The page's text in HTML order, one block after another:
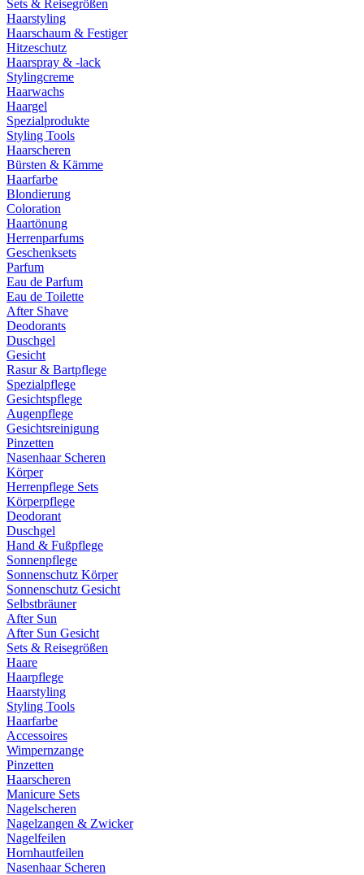
Sets & Reisegrößen
Haarstyling
Haarschaum & Festiger
Hitzeschutz
Haarspray & -lack
Stylingcreme
Haarwachs
Haargel
Spezialprodukte
Styling Tools
Haarscheren
Bürsten & Kämme
Haarfarbe
Blondierung
Coloration
Haartönung
Herrenparfums
Geschenksets
Parfum
Eau de Parfum
Eau de Toilette
After Shave
Deodorants
Duschgel
Gesicht
Rasur & Bartpflege
Spezialpflege
Gesichtspflege
Augenpflege
Gesichtsreinigung
Pinzetten
Nasenhaar Scheren
Körper
Herrenpflege Sets
Körperpflege
Deodorant
Duschgel
Hand & Fußpflege
Sonnenpflege
Sonnenschutz Körper
Sonnenschutz Gesicht
Selbstbräuner
After Sun
After Sun Gesicht
Sets & Reisegrößen
Haare
Haarpflege
Haarstyling
Styling Tools
Haarfarbe
Accessoires
Wimpernzange
Pinzetten
Haarscheren
Manicure Sets
Nagelscheren
Nagelzangen & Zwicker
Nagelfeilen
Hornhautfeilen
Nasenhaar Scheren